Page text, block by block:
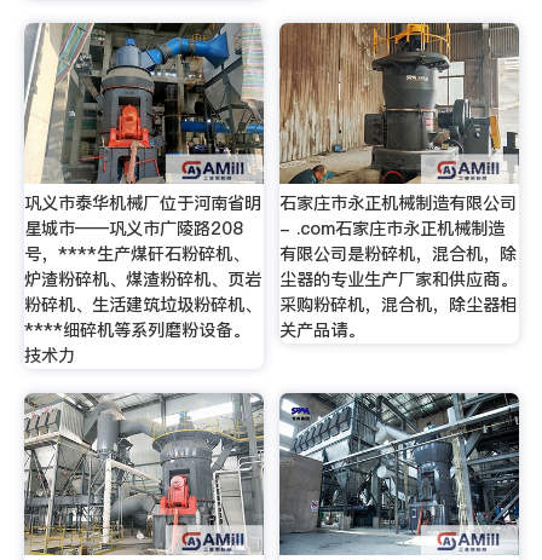
巩义市泰华机械厂位于河南省明
星城市——巩义市广陵路208
号，****生产煤矸石粉碎机、
炉渣粉碎机、煤渣粉碎机、页岩
粉碎机、生活建筑垃圾粉碎机、
****细碎机等系列磨粉设备。
技术力
石家庄市永正机械制造有限公司
- .com石家庄市永正机械制造
有限公司是粉碎机，混合机，除
尘器的专业生产厂家和供应商。
采购粉碎机，混合机，除尘器相
关产品请。